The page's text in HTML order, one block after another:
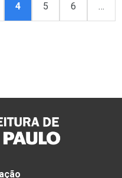
4 5 6 …